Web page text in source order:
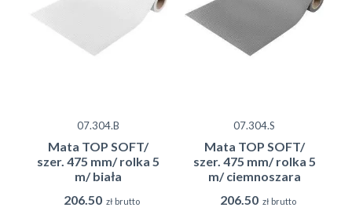
07.304.B
Mata TOP SOFT/
szer. 475 mm/ rolka 5
m/ biała
206.50 zł brutto
07.304.S
Mata TOP SOFT/
szer. 475 mm/ rolka 5
m/ ciemnoszara
206.50 zł brutto